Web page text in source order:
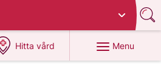
Hitta vård
at 1177.se
Menu